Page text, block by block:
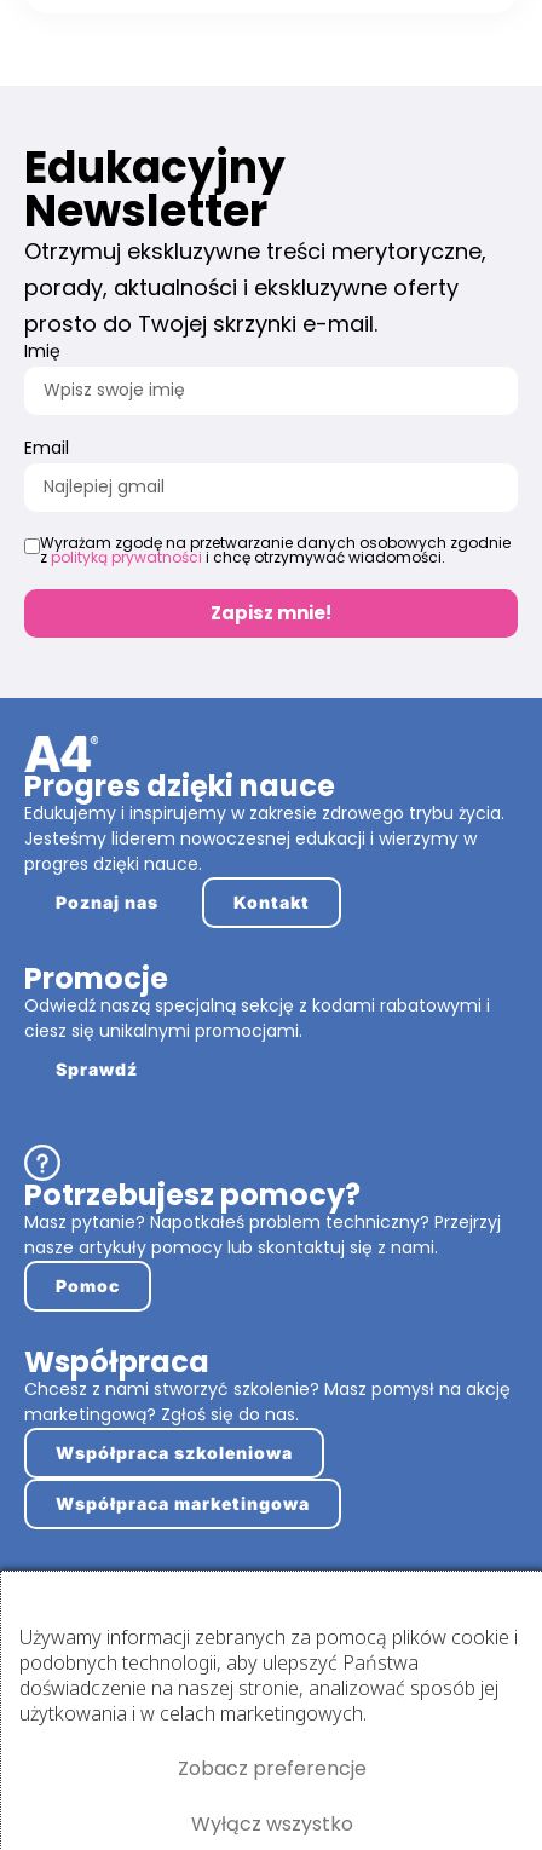
Edukacyjny
Newsletter
Otrzymuj ekskluzywne treści merytoryczne,
porady, aktualności i ekskluzywne oferty
prosto do Twojej skrzynki e-mail.
Imię
Email
Wyrażam zgodę na przetwarzanie danych osobowych zgodnie
zpolityką prywatności i chcę otrzymywać wiadomości.
Zapisz mnie!
Progres dzięki nauce
Edukujemy i inspirujemy w zakresie zdrowego trybu życia.
Jesteśmy liderem nowoczesnej edukacji i wierzymy w
progres dzięki nauce.
Poznaj nas Kontakt
Promocje
Odwiedź naszą specjalną sekcję z kodami rabatowymi i
ciesz się unikalnymi promocjami.
Sprawdź
Potrzebujesz pomocy?
Masz pytanie? Napotkałeś problem techniczny? Przejrzyj
nasze artykuły pomocy lub skontaktuj się z nami.
Pomoc
Współpraca
Chcesz z nami stworzyć szkolenie? Masz pomysł na akcję
marketingową? Zgłoś się do nas.
Współpraca szkoleniowa
Współpraca marketingowa
Zaloguj się
Masz konto na platformie? Zaloguj się!
Logowanie
Regulamin i polityka | Strona korzysta z
Używamy informacji zebranych za pomocą plików cookie i
podobnych technologii, aby ulepszyć Państwa
doświadczenie na naszej stronie, analizować sposób jej
użytkowania i w celach marketingowych.
Zobacz preferencje
Wyłącz wszystko